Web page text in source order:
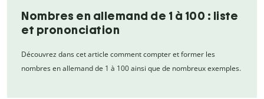
Nombres en allemand de 1 à 100 : liste
et prononciation
Découvrez dans cet article comment compter et former les
nombres en allemand de 1 à 100 ainsi que de nombreux exemples.